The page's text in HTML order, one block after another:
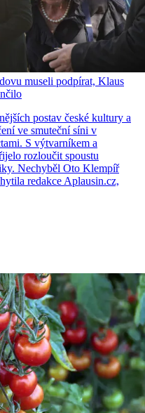
museli podpírat, Klaus
postav české kultury a
ve smuteční síni v
S výtvarníkem a
rozloučit spoustu
Nechyběl Oto Klempíř
redakce Aplausin.cz,